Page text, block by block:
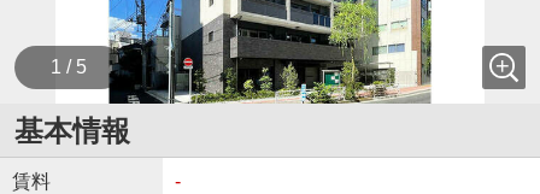
1 / 5
基本情報
賃料 -